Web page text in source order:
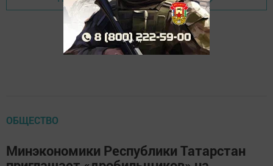
ОБЩЕСТВО
Минэкономики Республики Татарстан